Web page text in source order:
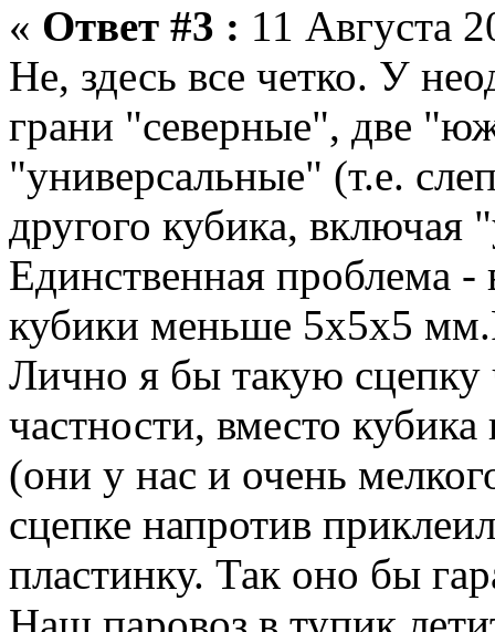
« Ответ #3 : 11 Августа
Не, здесь все четко. У
грани "северные", две
"универсальные" (т.е.
другого кубика, включая
Единственная проблема
кубики меньше 5х5х5
Лично я бы такую сцепку
частности, вместо
(они у нас и очень
сцепке напротив
пластинку. Так оно бы